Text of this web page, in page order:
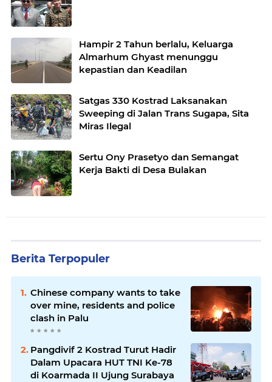
Hampir 2 Tahun berlalu, Keluarga
Almarhum Ghyast menunggu
kepastian dan Keadilan
Satgas 330 Kostrad Laksanakan
Sweeping di Jalan Trans Sugapa, Sita
Miras Ilegal
Sertu Ony Prasetyo dan Semangat
Kerja Bakti di Desa Bulakan
Berita Terpopuler
Chinese company wants to take
over mine, residents and police
clash in Palu
Pangdivif 2 Kostrad Turut Hadir
Dalam Upacara HUT TNI Ke-78
di Koarmada II Ujung Surabaya